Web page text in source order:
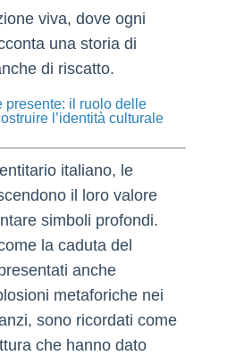
viva, dove ogni
una storia di
di riscatto.
presente: il ruolo delle
l’identità culturale
italiano, le
il loro valore
simboli profondi.
la caduta del
anche
metaforiche nei
sono ricordati come
che hanno dato